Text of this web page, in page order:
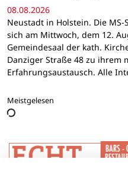
08.08.2026
Neustadt in Holstein. Die
sich am Mittwoch, dem 12.
Gemeindesaal der kath.
Danziger Straße 48 zu ihrem
Erfahrungsaustausch. Alle
Meistgelesen